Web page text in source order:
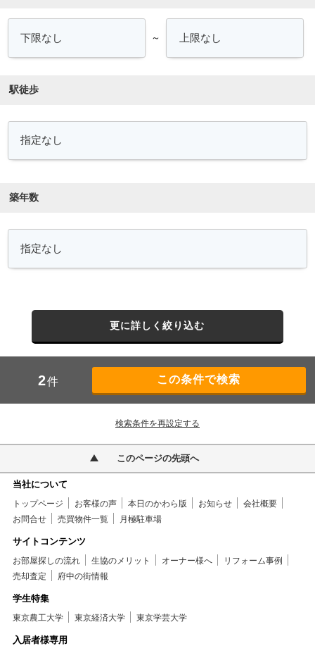
～
駅徒歩
築年数
更に詳しく絞り込む
2件
検索条件を再設定する
このページの先頭へ
当社について
トップページ お客様の声 本日のかわら版 お知らせ
会社概要
お問合せ
売買物件一覧 月極駐車場
サイトコンテンツ
お部屋探しの流れ 生協のメリット オーナー様へ
リフォーム事例
売却査定
府中の街情報
学生特集
東京農工大学 東京経済大学 東京学芸大学
入居者様専用